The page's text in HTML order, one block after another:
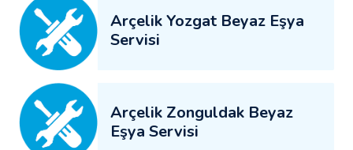
Arçelik Yozgat Beyaz Eşya
Servisi
Arçelik Zonguldak Beyaz
Eşya Servisi